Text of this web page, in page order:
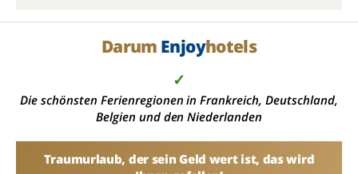
Darum Enjoyhotels
✓
Die schönsten Ferienregionen in Frankreich, Deutschland,
Belgien und den Niederlanden
Traumurlaub, der sein Geld wert ist, das wird